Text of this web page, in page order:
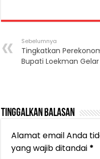
Sebelumnya
Tingkatkan
Bupati Loekman Gelar
Tinggalkan Balasan
Alamat email Anda
yang wajib ditandai *